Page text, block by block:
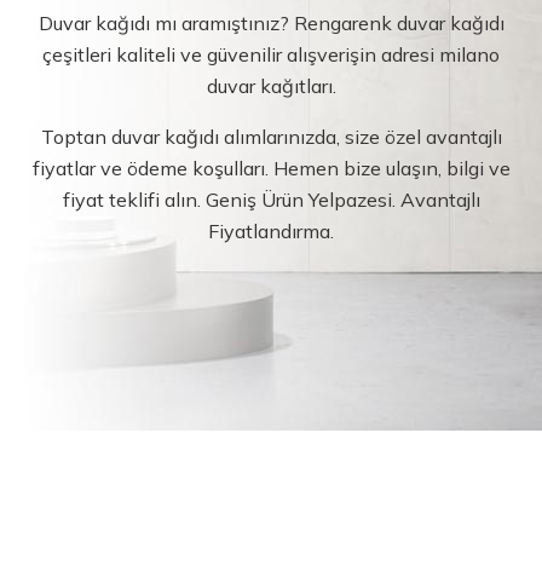
Duvar kağıdı mı aramıştınız? Rengarenk duvar kağıdı
çeşitleri kaliteli ve güvenilir alışverişin adresi milano
duvar kağıtları.
Toptan duvar kağıdı alımlarınızda, size özel avantajlı
fiyatlar ve ödeme koşulları. Hemen bize ulaşın, bilgi ve
fiyat teklifi alın. Geniş Ürün Yelpazesi. Avantajlı
Fiyatlandırma.